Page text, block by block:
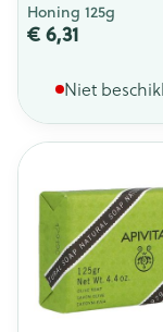
Honing 125g
€ 6,31
Niet